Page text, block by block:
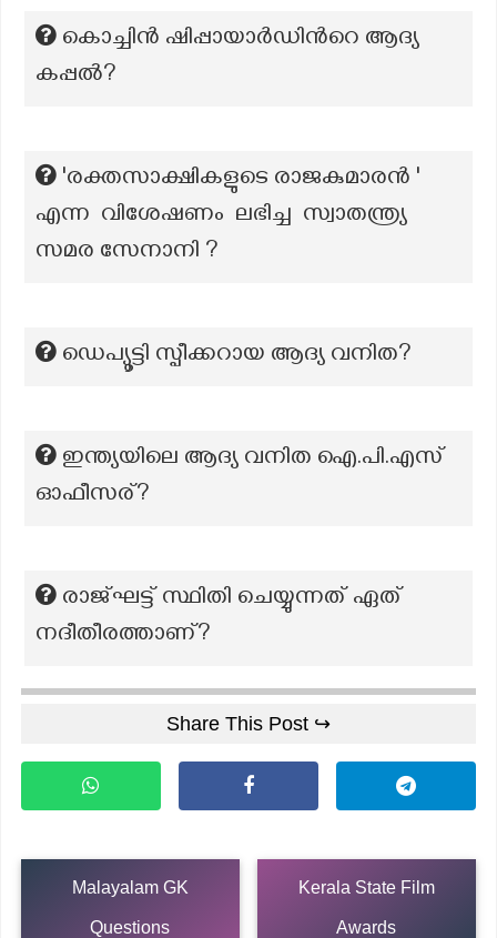
കൊച്ചിൻ ഷിപ്പായാർഡിന്‍റെ ആദ്യ
കപ്പൽ?
'രക്തസാക്ഷികളുടെ രാജകുമാരൻ '
എന്ന വിശേഷണം ലഭിച്ച സ്വാതന്ത്ര്യ
സമര സേനാനി ?
ഡെപ്യൂട്ടി സ്പീക്കറായ ആദ്യ വനിത?
ഇന്ത്യയിലെ ആദ്യ വനിത ഐ.പി.എസ്
ഓഫീസര്?
രാജ്ഘട്ട് സ്ഥിതി ചെയ്യുന്നത് ഏത്
നദീതീരത്താണ്?
Share This Post ↪
Malayalam GK
Questions
Kerala State Film
Awards